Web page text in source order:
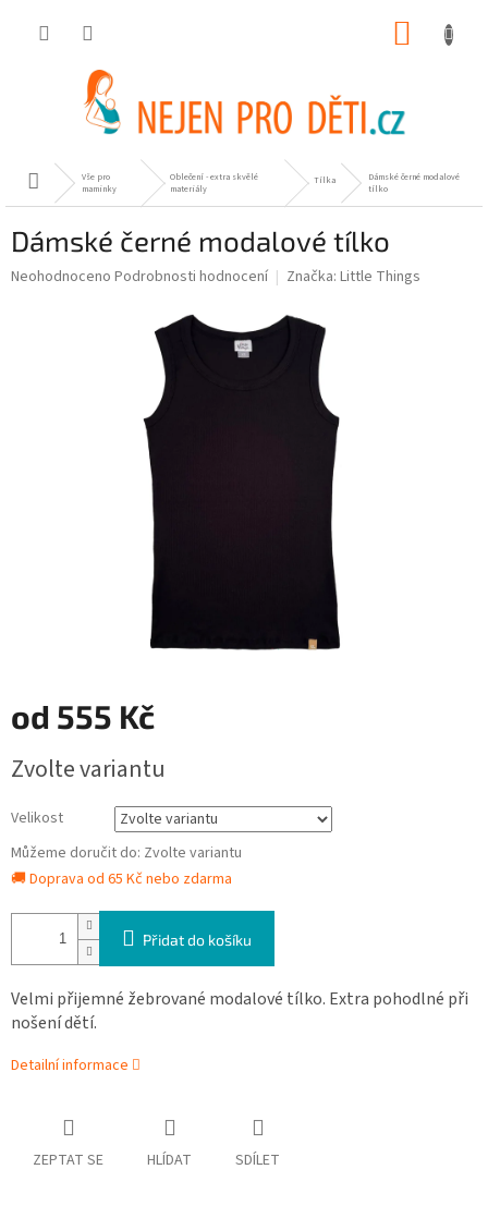
Domů
Vše pro
maminky
Oblečení - extra skvělé
materiály
Tílka
Dámské černé modalové
tílko
Dámské černé modalové tílko
Průměrné
Neohodnoceno Podrobnosti hodnocení Značka: Little Things
od 555 Kč
cena:
Zvolte variantu
Velikost
Můžeme doručit do: Zvolte variantu
🚚 Doprava od 65 Kč nebo zdarma
Přidat do košíku
Velmi přijemné žebrované modalové tílko. Extra pohodlné při
nošení dětí.
Detailní informace
ZEPTAT SE HLÍDAT SDÍLET